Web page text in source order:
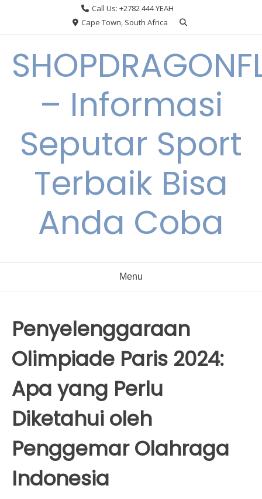
Call Us: +2782 444 YEAH
Cape Town, South Africa
– Informasi
Seputar Sport
Terbaik Bisa
Anda Coba
Menu
Penyelenggaraan
Olimpiade Paris 2024:
Apa yang Perlu
Diketahui oleh
Penggemar Olahraga
Indonesia